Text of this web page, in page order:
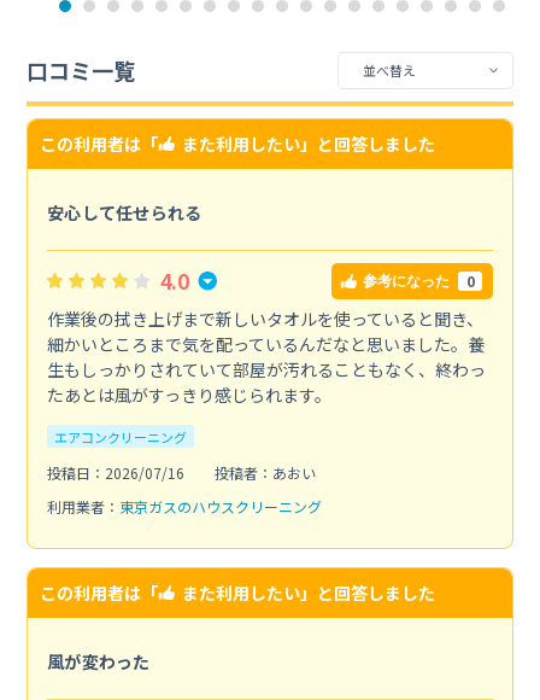
口コミ一覧
この利用者は「 また利用したい」と回答しました
安心して任せられる
4.0 参考になった 0
作業後の拭き上げまで新しいタオルを使っていると聞き、
細かいところまで気を配っているんだなと思いました。養
生もしっかりされていて部屋が汚れることもなく、終わっ
たあとは風がすっきり感じられます。
エアコンクリーニング
投稿日：2026/07/16
投稿者：あおい
利用業者： 東京ガスのハウスクリーニング
この利用者は「 また利用したい」と回答しました
風が変わった